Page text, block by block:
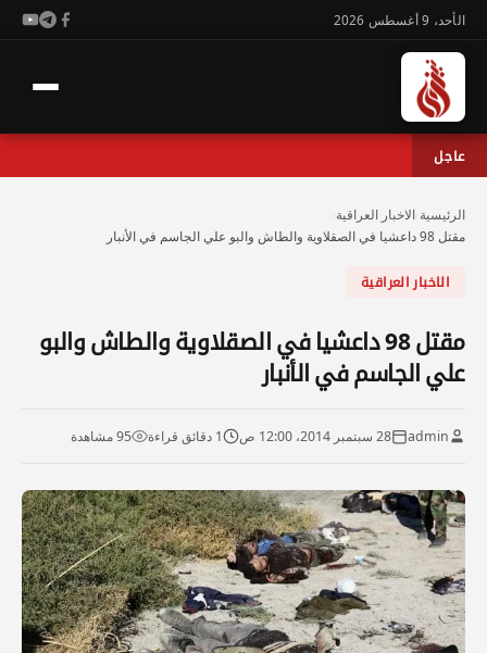
الأحد، 9 أغسطس 2026
عاجل
الرئيسية الاخبار العراقية
مقتل 98 داعشيا في الصقلاوية والطاش والبو علي الجاسم في الأنبار
الاخبار العراقية
مقتل 98 داعشيا في الصقلاوية والطاش والبو
علي الجاسم في الأنبار
admin 28 سبتمبر 2014، 12:00 ص 1 دقائق قراءة 95 مشاهدة